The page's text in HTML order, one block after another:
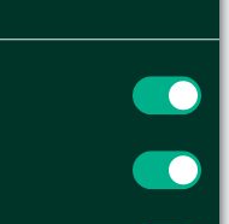
14001 - Längd per
fiber - Svanen: